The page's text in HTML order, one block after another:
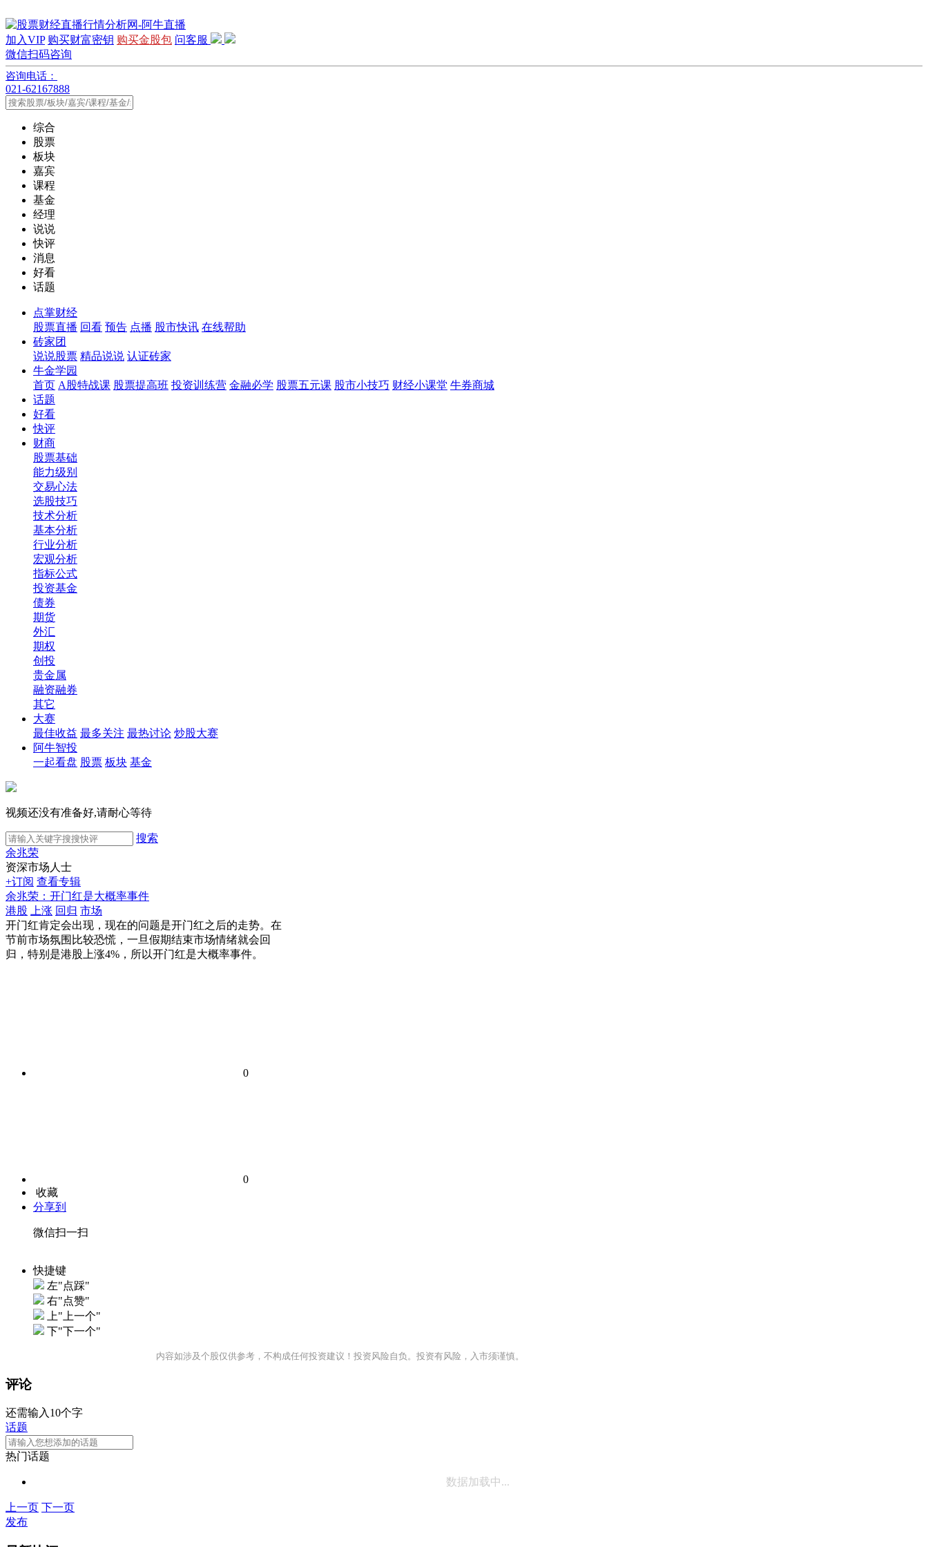
加入VIP 购买财富密钥 购买金股包 问客服
微信扫码咨询
咨询电话：
021-62167888
综合
股票
板块
嘉宾
课程
基金
经理
说说
快评
消息
好看
话题
点掌财经
股票直播 回看 预告 点播 股市快讯 在线帮助
砖家团
说说股票 精品说说 认证砖家
牛金学园
首页 A股特战课 股票提高班 投资训练营 金融必学 股票五元课 股市小技巧 财经小课堂 牛券商城
话题
好看
快评
财商
股票基础
能力级别
交易心法
选股技巧
技术分析
基本分析
行业分析
宏观分析
指标公式
投资基金
债券
期货
外汇
期权
创投
贵金属
融资融券
其它
大赛
最佳收益 最多关注 最热讨论 炒股大赛
阿牛智投
一起看盘 股票 板块 基金
视频还没有准备好,请耐心等待
搜索
余兆荣
资深市场人士
+订阅 查看专辑
余兆荣：开门红是大概率事件
港股
上涨 回归 市场
开门红肯定会出现，现在的问题是开门红之后的走势。在
节前市场氛围比较恐慌，一旦假期结束市场情绪就会回
归，特别是港股上涨4%，所以开门红是大概率事件。
0
0
收藏
分享到
微信扫一扫
快捷键
左"点踩"
右"点赞"
上"上一个"
下"下一个"
内容如涉及个股仅供参考，不构成任何投资建议！投资风险自负。投资有风险，入市须谨慎。
评论
还需输入10个字
话题
热门话题
数据加载中...
上一页 下一页
发布